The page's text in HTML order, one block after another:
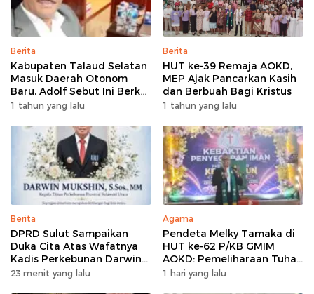
Berita
Kabupaten Talaud Selatan
Masuk Daerah Otonom
Baru, Adolf Sebut Ini Berkat
Dukungan Dari Berbagai
1 tahun yang lalu
Berita
HUT ke-39 Remaja AOKD,
MEP Ajak Pancarkan Kasih
dan Berbuah Bagi Kristus
1 tahun yang lalu
Berita
DPRD Sulut Sampaikan
Duka Cita Atas Wafatnya
Kadis Perkebunan Darwin
Mukshin
23 menit yang lalu
Agama
Pendeta Melky Tamaka di
HUT ke-62 P/KB GMIM
AOKD: Pemeliharaan Tuhan
Adalah Berkat Terbesar
1 hari yang lalu